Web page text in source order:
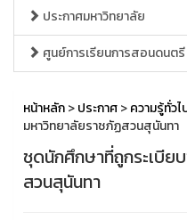
ประกาศมหาวิทยาลัย
ศูนย์การเรียนการสอนดนตรี
หน้าหลัก>ประกาศ>ความรู้ทั่วไ
มหาวิทยาลัยราชภัฏสวนสุนันทา
ชุดนักศึกษาที่ถูกระเบีย
สวนสุนันทา